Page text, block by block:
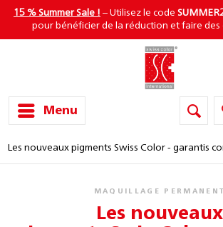
15 % Summer Sale ! – Utilisez le code
pour bénéficier de la réduction et faire
Menu
Les nouveaux pigments Swiss Color - garantis
MAQUILLAGE PERMANENT
Les nouveaux